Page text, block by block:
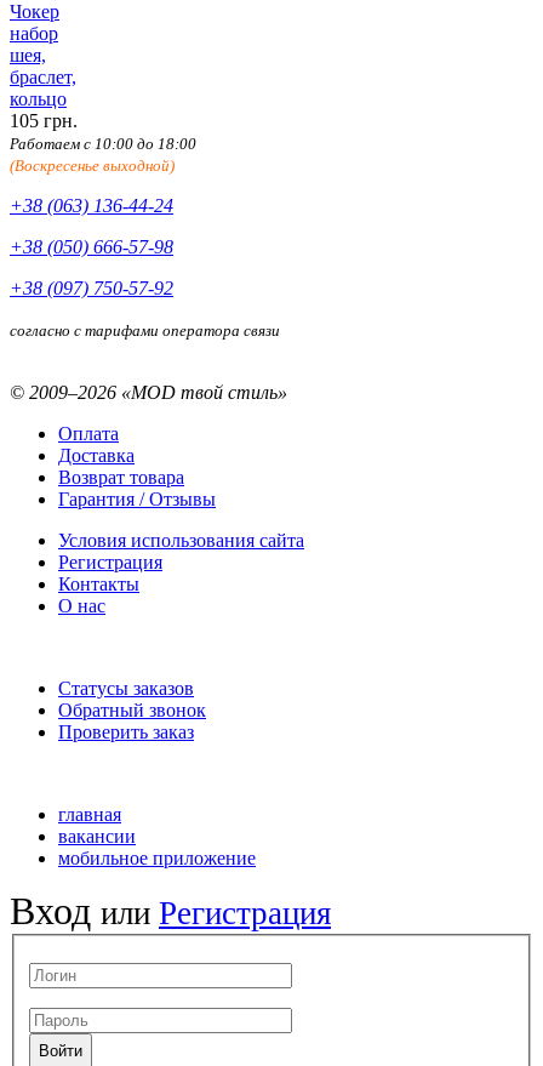
Чокер
набор
шея,
браслет,
кольцо
105 грн.
Работаем с 10:00 до 18:00
(Воскресенье выходной)
+38 (063) 136-44-24
+38 (050) 666-57-98
+38 (097) 750-57-92
согласно с тарифами оператора связи
© 2009–2026 «MOD твой стиль»
Оплата
Доставка
Возврат товара
Гарантия / Отзывы
Условия использования сайта
Регистрация
Контакты
О нас
Статусы заказов
Обратный звонок
Проверить заказ
главная
вакансии
мобильное приложение
Вход или Регистрация